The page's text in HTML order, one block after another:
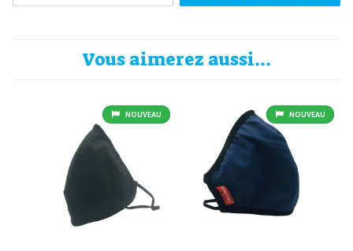
Vous aimerez aussi...
NOUVEAU NOUVEAU